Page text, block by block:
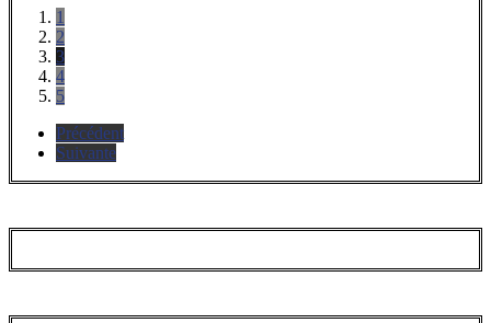
1
2
3
4
5
Précédent
Suivante